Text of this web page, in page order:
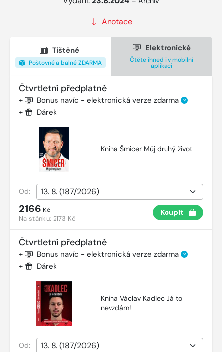
Anotace
Tištěné
Poštovné a balné ZDARMA
Elektronické
Čtěte ihned i v mobilní
aplikaci
Čtvrtletní předplatné
+ Bonus navíc - elektronická verze zdarma ?
+ Dárek
Kniha Šmicer Můj druhý život
Od:
2166 Kč
Na stánku:2173 Kč
Koupit
Čtvrtletní předplatné
+ Bonus navíc - elektronická verze zdarma ?
+ Dárek
Kniha Václav Kadlec Já to
nevzdám!
Od: